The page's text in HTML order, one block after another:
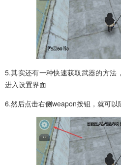
5.其实还有一种快速获取武器的方法
进入设置界面
6.然后点击右侧weapon按钮，就可以